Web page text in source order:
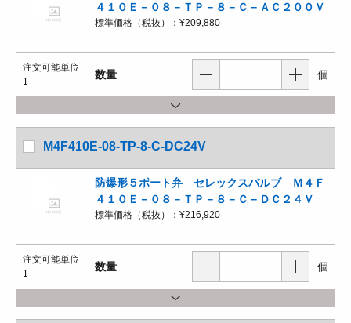
４１０Ｅ－０８－ＴＰ－８－Ｃ－ＡＣ２００Ｖ
標準価格（税抜）： ¥209,880
注文可能単位
1
数量 個
M4F410E-08-TP-8-C-DC24V
防爆形５ポート弁 セレックスバルブ Ｍ４Ｆ
４１０Ｅ－０８－ＴＰ－８－Ｃ－ＤＣ２４Ｖ
標準価格（税抜）： ¥216,920
注文可能単位
1
数量 個